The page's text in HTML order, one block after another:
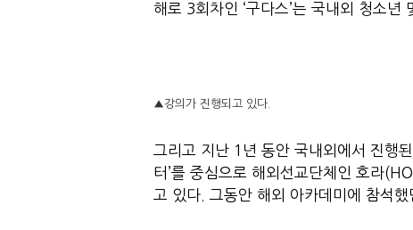
해로 3회차인 ‘구다스’는 국내외 청소
▲강의가 진행되고 있다.
그리고 지난 1년 동안 국내외에서 진행
터’를 중심으로 해외선교단체인 호라
고 있다. 그동안 해외 아카데미에 참석